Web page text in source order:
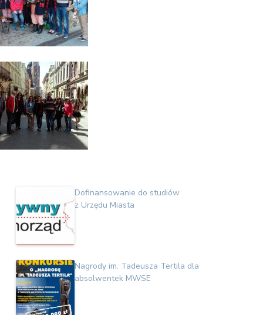
Dofinansowanie do studiów
z Urzędu Miasta
Nagrody im. Tadeusza Tertila dla
absolwentek MWSE